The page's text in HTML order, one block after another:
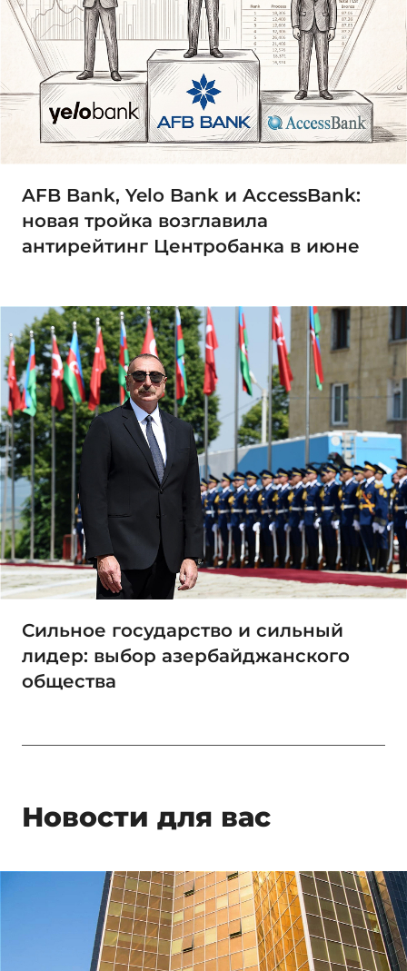
AFB Bank, Yelo Bank и AccessBank:
новая тройка возглавила
антирейтинг Центробанка в июне
Сильное государство и сильный
лидер: выбор азербайджанского
общества
Новости для вас